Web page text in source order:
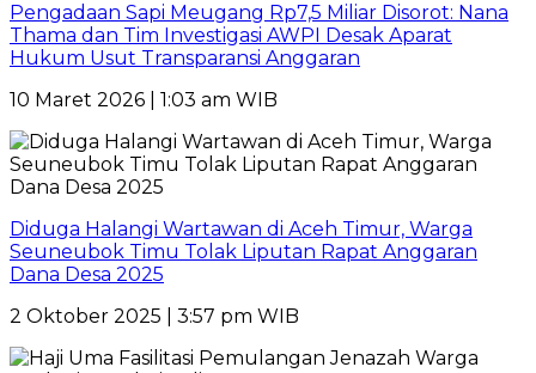
Pengadaan Sapi Meugang Rp7,5 Miliar Disorot: Nana
Thama dan Tim Investigasi AWPI Desak Aparat
Hukum Usut Transparansi Anggaran
10 Maret 2026 | 1:03 am WIB
Diduga Halangi Wartawan di Aceh Timur, Warga
Seuneubok Timu Tolak Liputan Rapat Anggaran
Dana Desa 2025
2 Oktober 2025 | 3:57 pm WIB